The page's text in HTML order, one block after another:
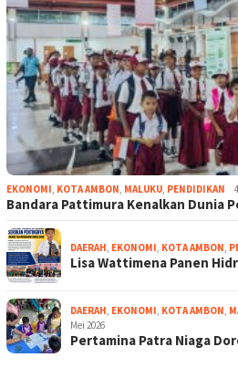
EKONOMI, KOTA AMBON, MALUKU, PENDIDIKAN
Bandara Pattimura Kenalkan Dunia
DAERAH, EKONOMI, KOTA AMBON,
Lisa Wattimena Panen
DAERAH, EKONOMI, KOTA AMBON,
Mei 2026
Pertamina Patra Niaga